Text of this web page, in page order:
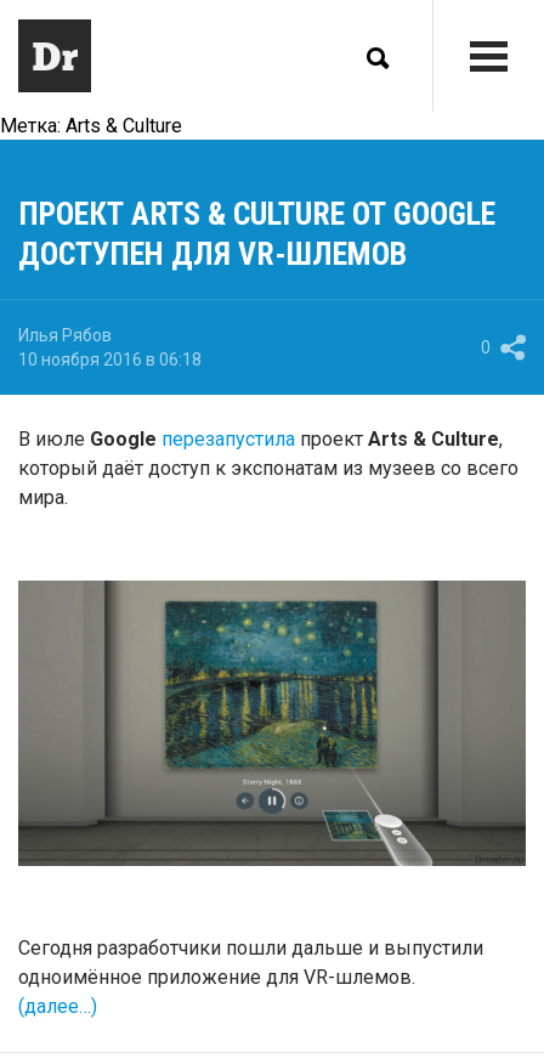
Метка: Arts & Culture
ПРОЕКТ ARTS & CULTURE ОТ GOOGLE
ДОСТУПЕН ДЛЯ VR-ШЛЕМОВ
Илья Рябов
10 ноября 2016 в 06:18
0
В июле Google перезапустила проект Arts & Culture,
который даёт доступ к экспонатам из музеев со всего
мира.
Сегодня разработчики пошли дальше и выпустили
одноимённое приложение для VR-шлемов.
(далее…)